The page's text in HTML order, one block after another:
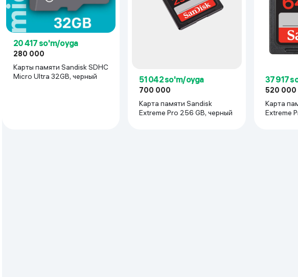
Мобильный телефон, Планшет, Записная книжка, Тахограф, Camera, Мониторинг,
20 417 so'm/oyga
280 000
Карты памяти Sandisk SDHC
Micro Ultra 32GB, черный
51 042 so'm/oyga
700 000
Карта памяти Sandisk
Extreme Pro 256 GB, черный
37 917
520 000
Карта
Extreme